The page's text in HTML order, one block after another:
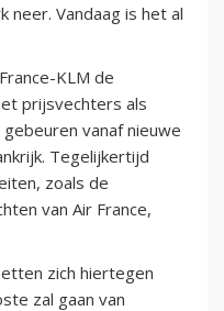
neer. Vandaag is het al
KLM de
prijsvechters als
vanaf nieuwe
Tegelijkertijd
zoals de
van Air France,
zich hiertegen
zal gaan van